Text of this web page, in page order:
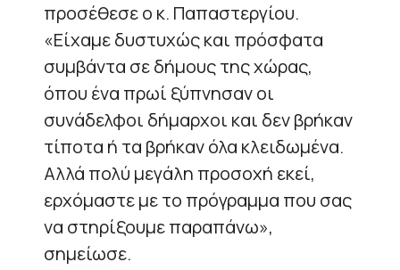
προσέθεσε ο κ. Παπαστεργίου.
«Είχαμε δυστυχώς και πρόσφατα
συμβάντα σε δήμους της χώρας,
όπου ένα πρωί ξύπνησαν οι
συνάδελφοι δήμαρχοι και δεν βρήκαν
τίποτα ή τα βρήκαν όλα κλειδωμένα.
Αλλά πολύ μεγάλη προσοχή εκεί,
ερχόμαστε με το πρόγραμμα που σας
να στηρίξουμε παραπάνω»,
σημείωσε.